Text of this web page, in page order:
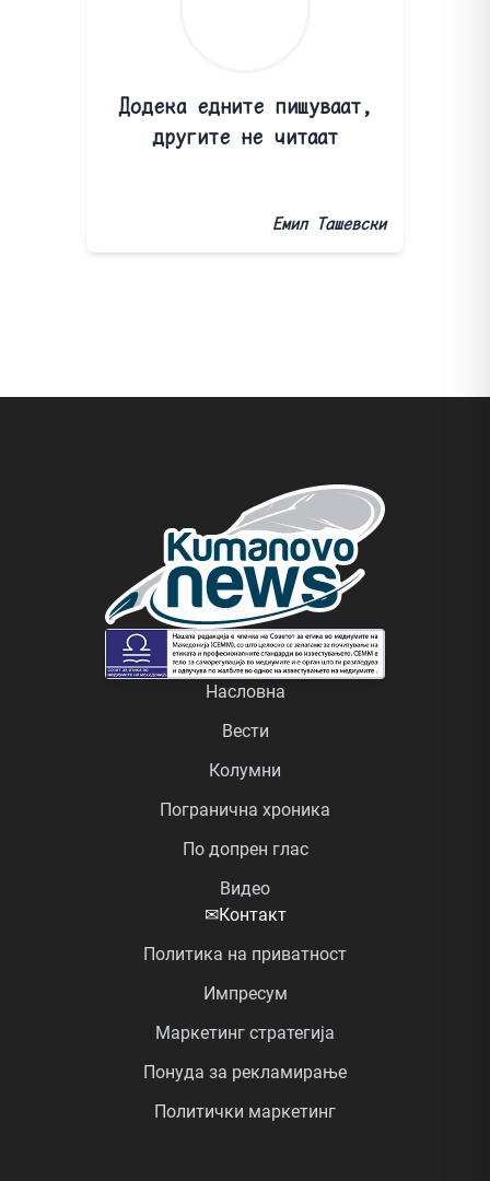
Додека едните пишуваат,
другите не читаат
Емил Ташевски
Насловна
Вести
Колумни
Погранична хроника
По допрен глас
Видео
✉Контакт
Политика на приватност
Импресум
Маркетинг стратегија
Понуда за рекламирање
Политички маркетинг